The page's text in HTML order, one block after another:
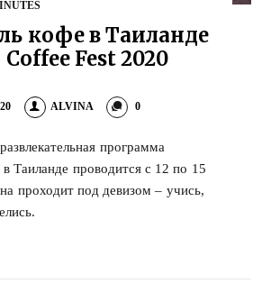
кофе в Таиланде
Fest 2020
ALVINA 0
программа
в Таиланде проводится с 12 по 15
проходит под девизом – учись,